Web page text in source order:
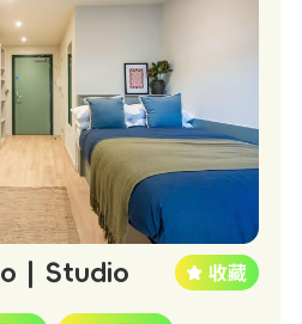
| Studio